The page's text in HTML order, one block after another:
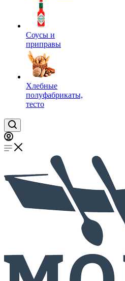
Соусы и
приправы
Хлебные
полуфабрикаты,
тесто